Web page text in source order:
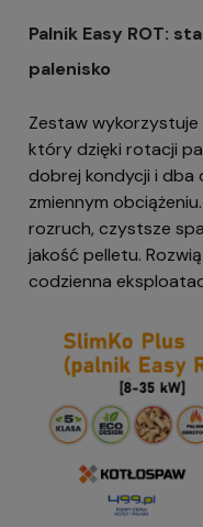
Palnik Easy ROT:
palenisko
Zestaw wykorzystuje
który dzięki rotacji
dobrej kondycji i dba
zmiennym
rozruch, czystsze
jakość pelletu.
codzienna